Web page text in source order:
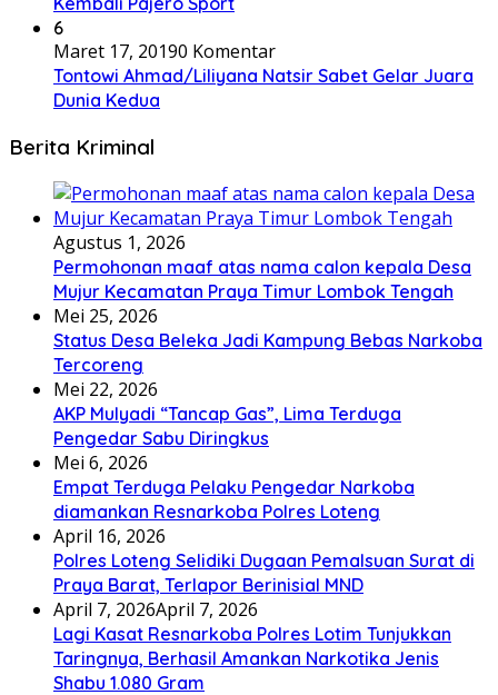
6
Maret 17, 20190 Komentar
Tontowi Ahmad/Liliyana Natsir Sabet Gelar Juara
Dunia Kedua
Berita Kriminal
Agustus 1, 2026
Permohonan maaf atas nama calon kepala Desa
Mujur Kecamatan Praya Timur Lombok Tengah
Mei 25, 2026
Status Desa Beleka Jadi ‎Kampung Bebas Narkoba
Tercoreng
Mei 22, 2026
AKP Mulyadi “Tancap Gas”, Lima Terduga
Pengedar Sabu Diringkus
Mei 6, 2026
Empat Terduga Pelaku Pengedar Narkoba
diamankan Resnarkoba Polres Loteng
April 16, 2026
Polres Loteng Selidiki Dugaan Pemalsuan Surat di
Praya Barat, Terlapor Berinisial MND
April 7, 2026April 7, 2026
Lagi Kasat Resnarkoba Polres Lotim Tunjukkan
Taringnya, Berhasil Amankan Narkotika Jenis
Shabu 1.080 Gram